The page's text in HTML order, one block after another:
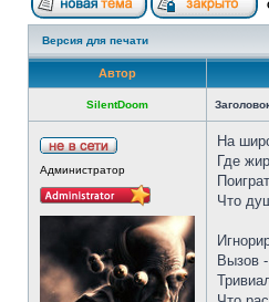
Версия для печати
Автор
SilentDoom
Администратор
На
Где
Что
Вызов